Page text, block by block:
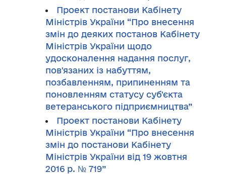
Проект постанови Кабінету
Міністрів України “Про внесення
змін до деяких постанов Кабінету
Міністрів України щодо
удосконалення надання послуг,
пов'язаних із набуттям,
позбавленням, припиненням та
поновленням статусу суб'єкта
ветеранського підприємництва”
Проект постанови Кабінету
Міністрів України “Про внесення
змін до постанови Кабінету
Міністрів України від 19 жовтня
2016 р. № 719”